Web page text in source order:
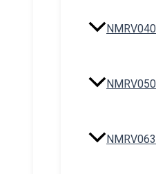
NMRV040
NMRV050
NMRV063